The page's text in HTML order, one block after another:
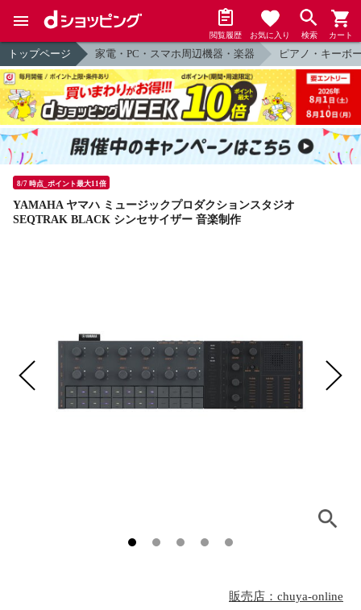
閲覧履歴 お気に入り 検索 カート
トップページ 家電・PC・スマホ周辺機器・楽器 ピアノ・キーボ
8/7 時点_ポイント最大11倍
YAMAHA ヤマハ ミュージックプロダクションスタジオ
SEQTRAK BLACK シンセサイザー 音楽制作
販売店：chuya-online